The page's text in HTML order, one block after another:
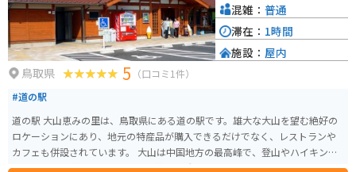
もできるので、家族連れにもおすすめです。
鳥取県 5 （口コミ1件）
#道の駅
道の駅 大山恵みの里は、鳥取県にある道の駅です。雄大な大山を望む絶好の
ロケーションにあり、地元の特産品が購入できるだけでなく、レストランや
カフェも併設されています。 大山は中国地方の最高峰で、登山やハイキング
のメッカとして知られています。道の駅 大山恵みの里は、これらのアクティ
混雑： 普通
滞在： 1時間
施設： 屋内